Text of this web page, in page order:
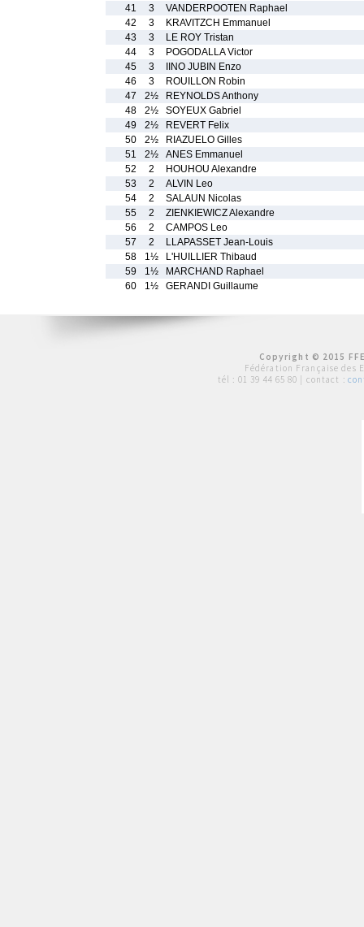
41
3
VANDERPOOTEN Raphael
42
3
KRAVITZCH Emmanuel
43
3
LE ROY Tristan
44
3
POGODALLA Victor
45
3
IINO JUBIN Enzo
46
3
ROUILLON Robin
47
2½
REYNOLDS Anthony
48
2½
SOYEUX Gabriel
49
2½
REVERT Felix
50
2½
RIAZUELO Gilles
51
2½
ANES Emmanuel
52
2
HOUHOU Alexandre
53
2
ALVIN Leo
54
2
SALAUN Nicolas
55
2
ZIENKIEWICZ Alexandre
56
2
CAMPOS Leo
57
2
LLAPASSET Jean-Louis
58
1½
L'HUILLIER Thibaud
59
1½
MARCHAND Raphael
60
1½ GERANDI Guillaume
Copyright © 2015
Fédération Française des
tél : 01 39 44 65 80 | contact :